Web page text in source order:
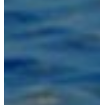
Materiales
Preguntas